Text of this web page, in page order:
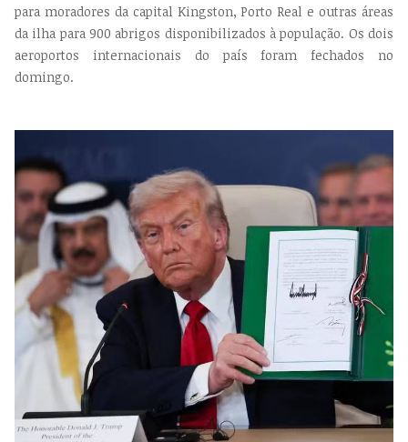
para moradores da capital Kingston, Porto Real e outras áreas
da ilha para 900 abrigos disponibilizados à população. Os dois
aeroportos internacionais do país foram fechados no
domingo.